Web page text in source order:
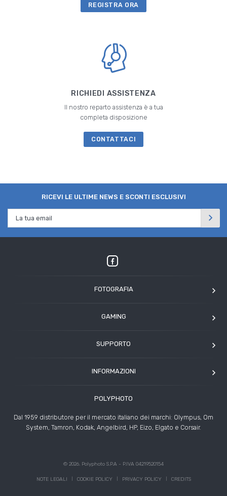
REGISTRA ORA
RICHIEDI ASSISTENZA
Il nostro reparto assistenza è a tua
completa disposizione
CONTATTACI
RICEVI LE ULTIME NEWS E SCONTI ESCLUSIVI
POLYPHOTO
Dal 1959 distributore per il mercato italiano dei marchi: Olympus, Om
System, Tamron, Kodak, Angelbird, HP, Eizo, Elgato e Corsair.
FOTOGRAFIA
Angelbird
HP
GAMING
Arcade1Up
SUPPORTO
Condizioni di vendita
INFORMAZIONI
© 2026. Polyphoto S.P.A - P.IVA 04219520154
NOTE LEGALI COOKIE POLICY PRIVACY POLICY CREDITS